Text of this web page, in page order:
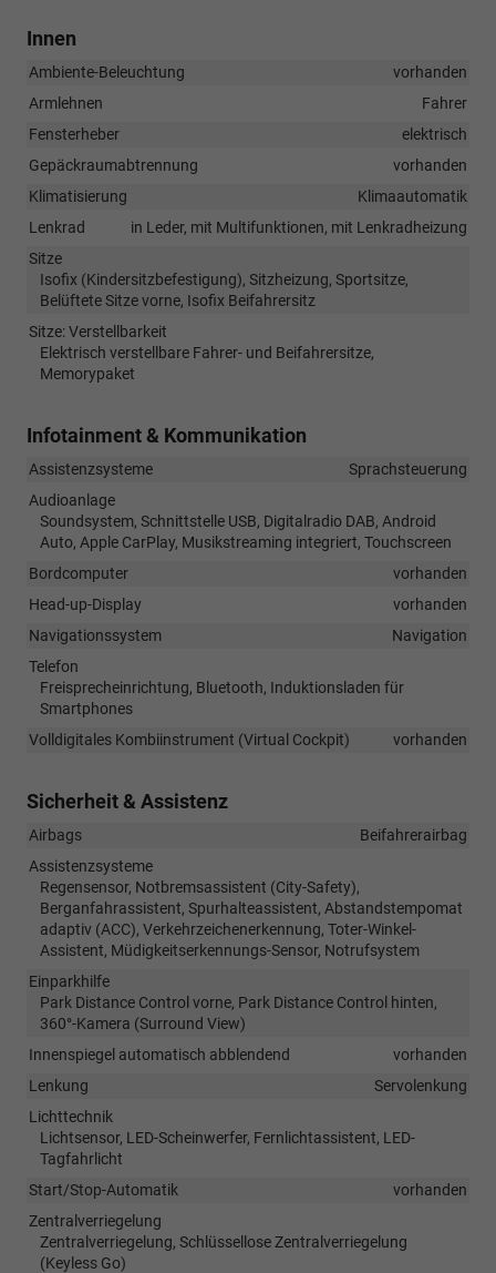
Innen
Ambiente-Beleuchtung
vorhanden
Armlehnen
Fahrer
Fensterheber
elektrisch
Gepäckraumabtrennung
vorhanden
Klimatisierung
Klimaautomatik
Lenkrad
in Leder, mit Multifunktionen, mit Lenkradheizung
Sitze
Isofix (Kindersitzbefestigung), Sitzheizung, Sportsitze,
Belüftete Sitze vorne, Isofix Beifahrersitz
Sitze: Verstellbarkeit
Elektrisch verstellbare Fahrer- und Beifahrersitze,
Memorypaket
Infotainment & Kommunikation
Assistenzsysteme
Sprachsteuerung
Audioanlage
Soundsystem, Schnittstelle USB, Digitalradio DAB, Android
Auto, Apple CarPlay, Musikstreaming integriert, Touchscreen
Bordcomputer
vorhanden
Head-up-Display
vorhanden
Navigationssystem
Navigation
Telefon
Freisprecheinrichtung, Bluetooth, Induktionsladen für
Smartphones
Volldigitales Kombiinstrument (Virtual Cockpit)
vorhanden
Sicherheit & Assistenz
Airbags
Beifahrerairbag
Assistenzsysteme
Regensensor, Notbremsassistent (City-Safety),
Berganfahrassistent, Spurhalteassistent, Abstandstempomat
adaptiv (ACC), Verkehrzeichenerkennung, Toter-Winkel-
Assistent, Müdigkeitserkennungs-Sensor, Notrufsystem
Einparkhilfe
Park Distance Control vorne, Park Distance Control hinten,
360°-Kamera (Surround View)
Innenspiegel automatisch abblendend
vorhanden
Lenkung
Servolenkung
Lichttechnik
Lichtsensor, LED-Scheinwerfer, Fernlichtassistent, LED-
Tagfahrlicht
Start/Stop-Automatik
vorhanden
Zentralverriegelung
Zentralverriegelung, Schlüssellose Zentralverriegelung
(Keyless Go)